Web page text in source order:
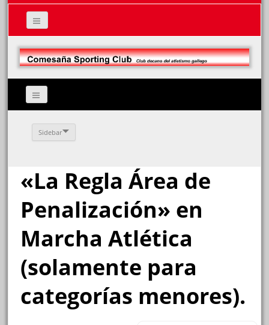
Sidebar
«La Regla Área de
Penalización» en
Marcha Atlética
(solamente para
categorías menores).